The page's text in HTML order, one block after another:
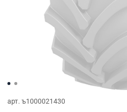
арт. ъ1000021430